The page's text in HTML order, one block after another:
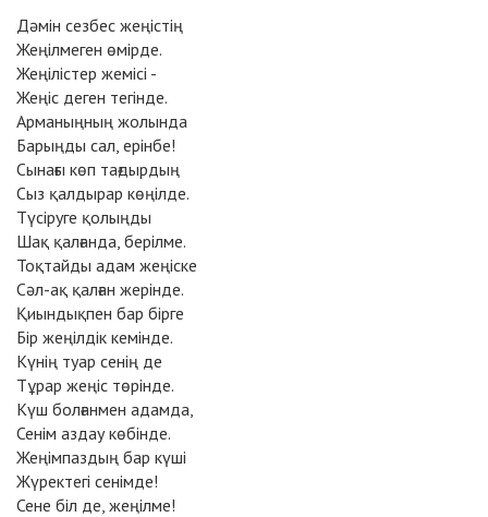
Дәмін сезбес жеңістің
Жеңілмеген өмірде.
Жеңілістер жемісі -
Жеңіс деген тегінде.
Арманыңның жолында
Барыңды сал, ерінбе!
Сынағы көп тағдырдың
Сыз қалдырар көңілде.
Түсіруге қолыңды
Шақ қалғанда, берілме.
Тоқтайды адам жеңіске
Сәл-ақ қалған жерінде.
Қиындықпен бар бірге
Бір жеңілдік кемінде.
Күнің туар сенің де
Тұрар жеңіс төрінде.
Күш болғанмен адамда,
Сенім аздау көбінде.
Жеңімпаздың бар күші
Жүректегі сенімде!
Сене біл де, жеңілме!